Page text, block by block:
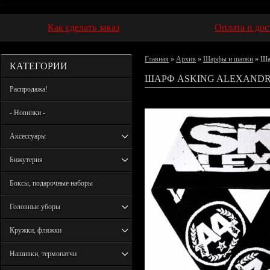
Как сделать заказ Оплата и
КАТЕГОРИИ
Распродажа!
- Новинки -
Аксессуары
Бижутерия
Боксы, подарочные наборы
Головные уборы
Кружки, фляжки
Нашивки, термопатчи
Главная » Архив » Шарфы и шапки »
ШАРФ ASKING